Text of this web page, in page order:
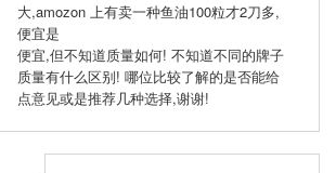
大,amozon 上有卖一种鱼油100粒才2刀多,
便宜是
便宜,但不知道质量如何! 不知道不同的牌子
质量有什么区别! 哪位比较了解的是否能给
点意见或是推荐几种选择,谢谢!